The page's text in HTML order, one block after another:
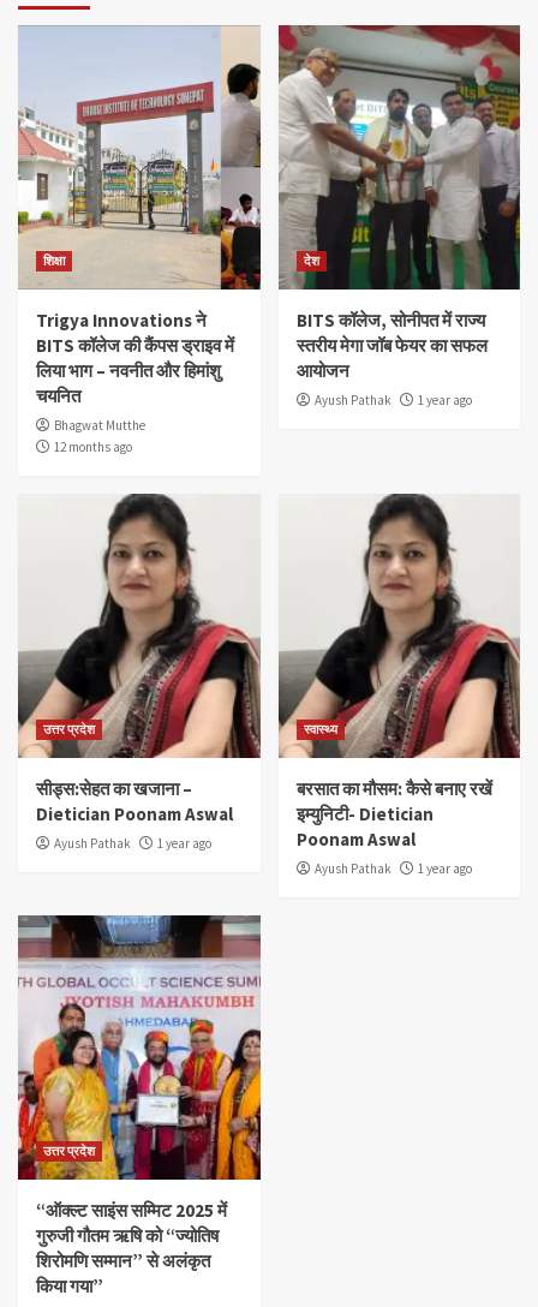
शिक्षा
Trigya Innovations ने
BITS कॉलेज की कैंपस ड्राइव में
लिया भाग – नवनीत और हिमांशु
चयनित
Bhagwat Mutthe
12 months ago
देश
BITS कॉलेज, सोनीपत में राज्य
स्तरीय मेगा जॉब फेयर का सफल
आयोजन
Ayush Pathak 1 year ago
उत्तर प्रदेश
सीड्स:सेहत का खजाना –
Dietician Poonam Aswal
Ayush Pathak 1 year ago
स्वास्थ्य
बरसात का मौसम: कैसे बनाए रखें
इम्युनिटी- Dietician
Poonam Aswal
Ayush Pathak 1 year ago
उत्तर प्रदेश
“ऑक्ल्ट साइंस सम्मिट 2025 में
गुरुजी गौतम ऋषि को “ज्योतिष
शिरोमणि सम्मान” से अलंकृत
किया गया”